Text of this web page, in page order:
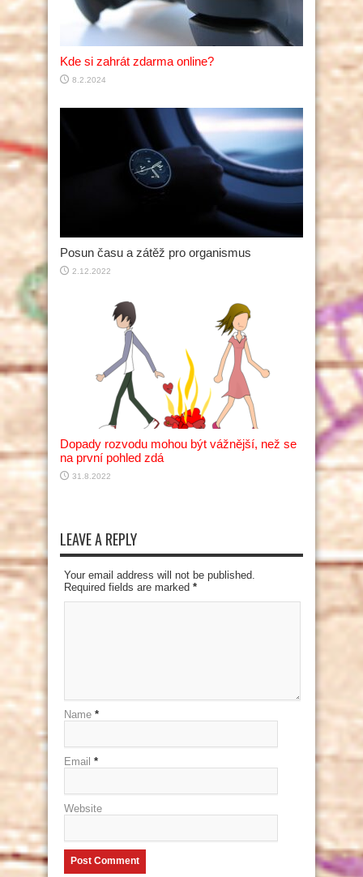
Kde si zahrát zdarma online?
8.2.2024
Posun času a zátěž pro organismus
2.12.2022
Dopady rozvodu mohou být vážnější, než se
na první pohled zdá
31.8.2022
LEAVE A REPLY
Your email address will not be published.
Required fields are marked *
Name *
Email *
Website